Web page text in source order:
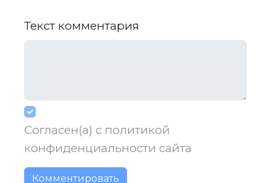
Текст комментария
Согласен(а) с политикой
конфиденциальности сайта
Комментировать